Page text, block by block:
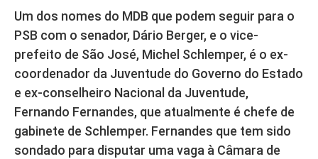
Um dos nomes do MDB que podem seguir para o
PSB com o senador, Dário Berger, e o vice-
prefeito de São José, Michel Schlemper, é o ex-
coordenador da Juventude do Governo do Estado
e ex-conselheiro Nacional da Juventude,
Fernando Fernandes, que atualmente é chefe de
gabinete de Schlemper. Fernandes que tem sido
sondado para disputar uma vaga à Câmara de